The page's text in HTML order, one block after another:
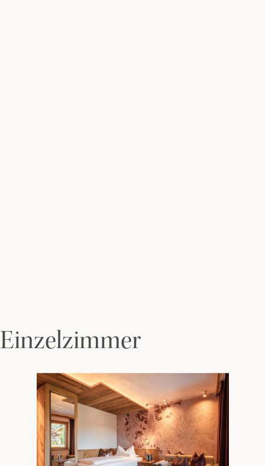
Einzelzimmer